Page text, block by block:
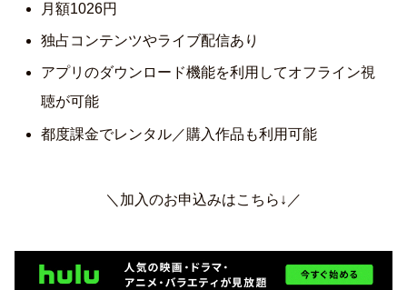
月額1026円
独占コンテンツやライブ配信あり
アプリのダウンロード機能を利用してオフライン視
聴が可能
都度課金でレンタル／購入作品も利用可能
＼加入のお申込みはこちら↓／